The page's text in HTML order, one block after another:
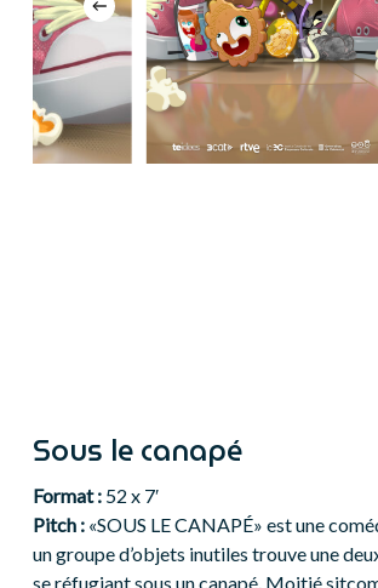
Sous le canapé
Format :52 x 7′
Pitch : «SOUS LE CANAPÉ» est une
un groupe d’objets inutiles trouve une
se réfugiant sous un canapé. Moitié